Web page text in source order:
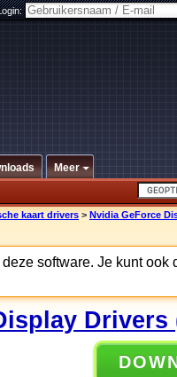
Meer
kaart drivers > Nvidia GeForce
software. Je kunt ook
Drivers